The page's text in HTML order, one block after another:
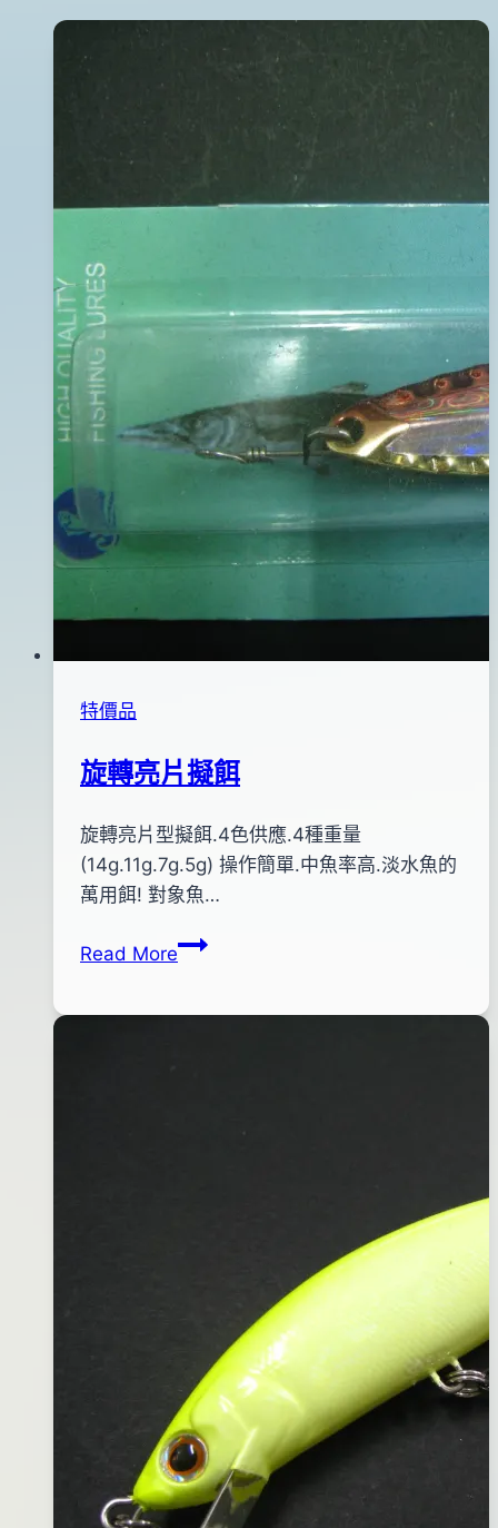
特價品
旋轉亮片擬餌
Bybc
pro-
shop
2014
年
05
09
2015
旋轉亮片型擬餌.4色供應.4種重量
(14g.11g.7g.5g) 操作簡單.中魚率高.淡水魚的
萬用餌! 對象魚…
Read More旋